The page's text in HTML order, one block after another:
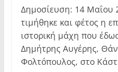
Δημοσίευση: 14 Μαΐου
τιμήθηκε και φέτος η
ιστορική μάχη που
Δημήτρης Αυγέρης,
Φολτόπουλος, στο